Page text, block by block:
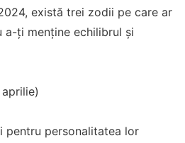
există trei zodii pe care ar
ți menține echilibrul și
pentru personalitatea lor